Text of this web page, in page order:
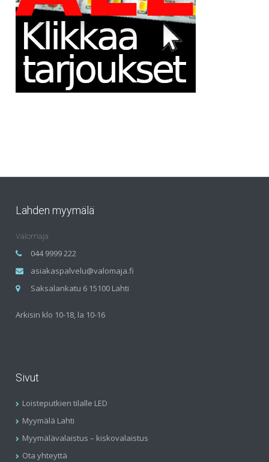
Lahden myymälä
Valomaja
044 9999 222
asiakaspalvelu@valomaja.fi
Saksalankatu 6 15100 Lahti
Arkisin klo 10-18, la 10-16
Sivut
Loisteputkien tilalle LED
Myymälä Lahti
Myymälävalaistus – kiskovalaistus
Ota yhteyttä